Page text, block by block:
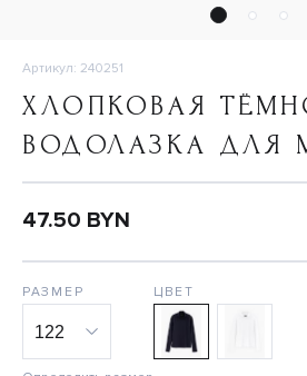
Артикул: 240251
ХЛОПКОВАЯ
ВОДОЛАЗКА ДЛЯ
47.50 BYN
РАЗМЕР ЦВЕТ